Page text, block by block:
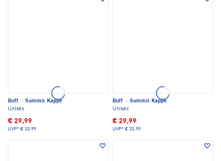
Buff · Summit Kappe
Unisex
€ 29,99
UVP* € 33,99
Buff · Summit Kappe
Unisex
€ 29,99
UVP* € 33,99